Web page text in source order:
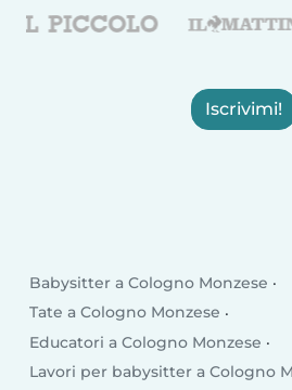
Iscrivimi!
Babysitter a Cologno Monzese
Tate a Cologno Monzese
Educatori a Cologno Monzese
Lavori per babysitter a Cologno